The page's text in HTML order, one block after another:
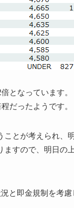
となっています。
だったようです。
とが考えられ、
すので、明日の
と即金規制を考